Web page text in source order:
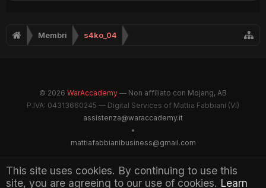
This site uses cookies. By continuing to use this
site, you are agreeing to our use of cookies. Learn
Membri s4ko_04
© 2026 WarAccademy — Non affiliato con Mojang, AB
P.IVA: 04313660245 — Digital Services of Mattia Fabbiani (VI)
assistenza@waraccademy.it
•
mattiafabbianibusiness@gmail.com
@GhostFabbyz
Maintained by WarAccademy Administrators